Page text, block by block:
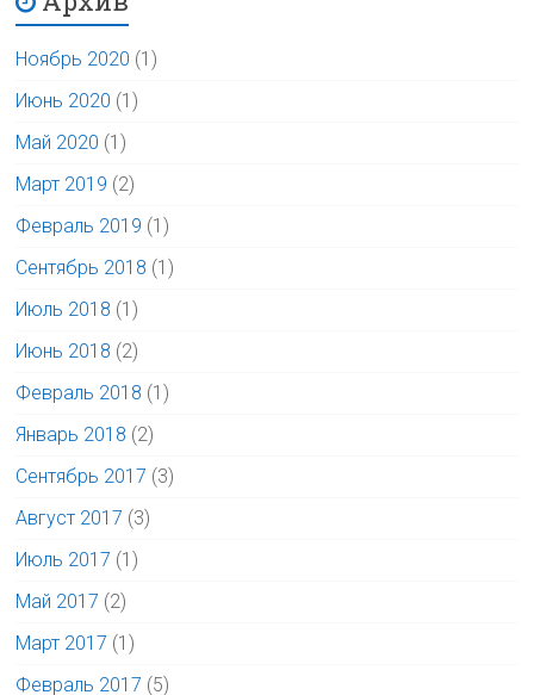
Ноябрь 2020 (1)
Июнь 2020 (1)
Май 2020 (1)
Март 2019 (2)
Февраль 2019 (1)
Сентябрь 2018 (1)
Июль 2018 (1)
Июнь 2018 (2)
Февраль 2018 (1)
Январь 2018 (2)
Сентябрь 2017 (3)
Август 2017 (3)
Июль 2017 (1)
Май 2017 (2)
Март 2017 (1)
Февраль 2017 (5)